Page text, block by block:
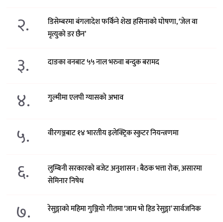
२.
डिसेम्बरमा बंगलादेश फर्किने शेख हसिनाको घोषणा, ‘जेल वा
मृत्युको डर छैन’
३. दाङका वनबाट ५५ नाल भरुवा बन्दुक बरामद
४. गुल्मीमा एलपी ग्यासको अभाव
५. वीरगञ्जबाट १४ भारतीय इलेक्ट्रिक स्कुटर नियन्त्रणमा
६.
लुम्बिनी सरकारको बजेट अनुशासन : बैठक भत्ता रोक, असारमा
सेमिनार निषेध
७. रेसुङ्गाको महिमा गुञ्जियो गीतमा ‘जाम भो हिड रेसुङ्गा’ सार्वजनिक